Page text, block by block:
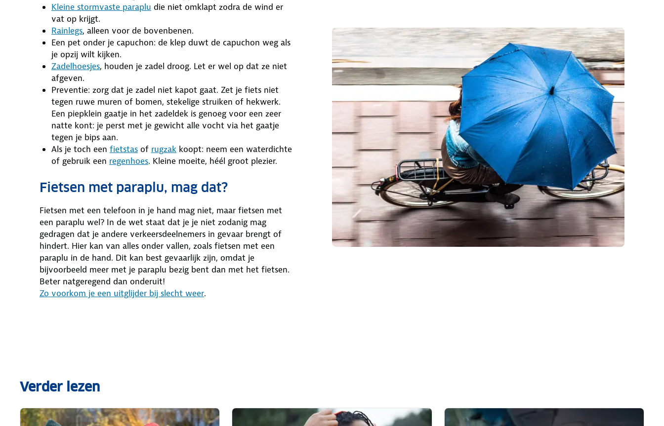
Kleine stormvaste paraplu die niet omklapt zodra de wind er
vat op krijgt.
Rainlegs, alleen voor de bovenbenen.
Een pet onder je capuchon: de klep duwt de capuchon weg als
je opzij wilt kijken.
Zadelhoesjes, houden je zadel droog. Let er wel op dat ze niet
afgeven.
Preventie: zorg dat je zadel niet kapot gaat. Zet je fiets niet
tegen ruwe muren of bomen, stekelige struiken of hekwerk.
Een piepklein gaatje in het zadeldek is genoeg voor een zeer
natte kont: je perst met je gewicht alle vocht via het gaatje
tegen je bips aan.
Als je toch een fietstas of rugzak koopt: neem een waterdichte
of gebruik een regenhoes. Kleine moeite, héél groot plezier.
Fietsen met paraplu, mag dat?
Fietsen met een telefoon in je hand mag niet, maar fietsen met
een paraplu wel? In de wet staat dat je je niet zodanig mag
gedragen dat je andere verkeersdeelnemers in gevaar brengt of
hindert. Hier kan van alles onder vallen, zoals fietsen met een
paraplu in de hand. Dit kan best gevaarlijk zijn, omdat je
bijvoorbeeld meer met je paraplu bezig bent dan met het fietsen.
Beter natgeregend dan onderuit!
Zo voorkom je een uitglijder bij slecht weer.
Verder lezen